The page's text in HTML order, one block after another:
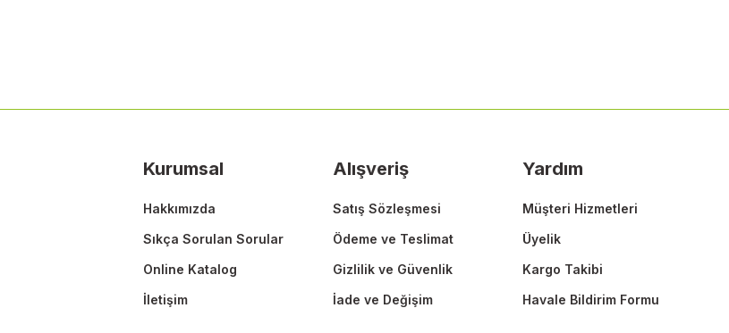
Bu ürüne benzer farklı alternatifler olmalı.
Gönder
Kurumsal
Hakkımızda
Sıkça Sorulan Sorular
Online Katalog
İletişim
Alışveriş
Satış Sözleşmesi
Ödeme ve Teslimat
Gizlilik ve Güvenlik
İade ve Değişim
Yardım
Müşteri Hizmetleri
Üyelik
Kargo Takibi
Havale Bildirim Formu